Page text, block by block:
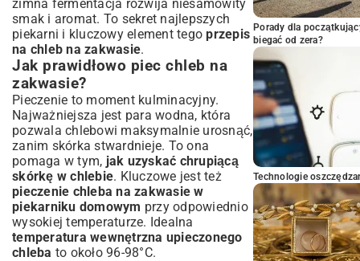
zimna fermentacja rozwija niesamowity
smak i aromat. To sekret najlepszych
piekarni i kluczowy element tegoprzepis
na chleb na zakwasie.
Jak prawidłowo piec chleb na
zakwasie?
Pieczenie to moment kulminacyjny.
Najważniejsza jest para wodna, która
pozwala chlebowi maksymalnie urosnąć,
zanim skórka stwardnieje. To ona
pomaga w tym, jak uzyskać chrupiącą
skórkę w chlebie. Kluczowe jest też
pieczenie chleba na zakwasie w
piekarniku domowym przy odpowiednio
wysokiej temperaturze. Idealna
temperatura wewnętrzna upieczonego
chleba to około 96-98°C.
Porady dla
biegać od zera?
Technologie